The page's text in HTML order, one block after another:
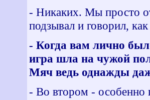
- Никаких. Мы просто
подзывал и говорил,
- Когда вам лично
игра шла на чужой
Мяч ведь однажды
- Во втором - особенно